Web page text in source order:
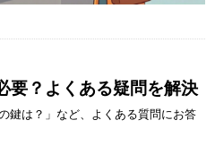
要？よくある疑問を解決
鍵は？」など、よくある質問にお答